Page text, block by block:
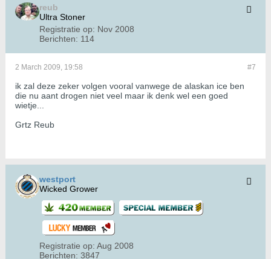
reub
Ultra Stoner
Registratie op: Nov 2008
Berichten: 114
#7
2 March 2009, 19:58
ik zal deze zeker volgen vooral vanwege de alaskan ice ben
die nu aant drogen niet veel maar ik denk wel een goed
wietje...
Grtz Reub
westport
Wicked Grower
Registratie op: Aug 2008
Berichten: 3847